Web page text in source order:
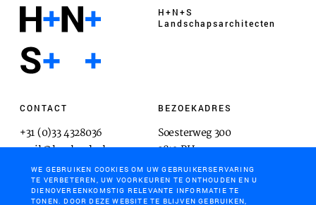
H+N+S
Landschaps­architecten
CONTACT
+31 (0)33 4328036
mail@hnsland.nl
BEZOEKADRES
Soesterweg 300
3812 BH
Amersfoort
WE GEBRUIKEN COOKIES OM UW GEBRUIKERSERVARING
TE VERBETEREN, UW VOORKEUREN TE ONTHOUDEN EN U
DIENOVEREENKOMSTIG RELEVANTE INFORMATIE TE
TONEN. DOOR DEZE WEBSITE TE BLIJVEN GEBRUIKEN,